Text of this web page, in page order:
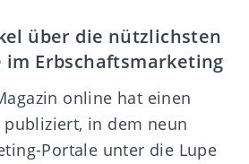
über die nützlichsten
im Erbschaftsmarketing
online hat einen
in dem neun
Portale unter die Lupe